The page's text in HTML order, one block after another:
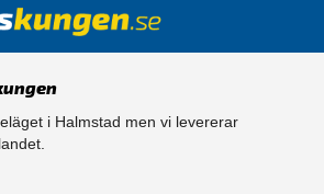
i Halmstad men vi levererar